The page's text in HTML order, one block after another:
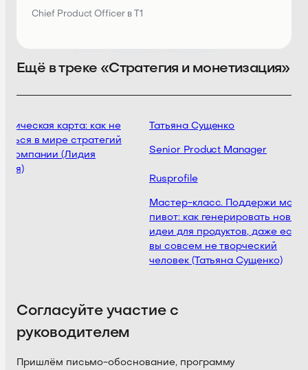
Chief Product Officer в Т1
Ещё в треке «Стратегия и монетизация»
карта: как не
в мире стратегий
компании (Лидия
Татьяна Сущенко
Senior Product Manager
Rusprofile
Мастер-класс. Поддержи мой
пивот: как генерировать новые
идеи для продуктов, даже если
вы совсем не творческий
человек (Татьяна Сущенко)
Согласуйте участие с
руководителем
Пришлём письмо-обоснование, программу